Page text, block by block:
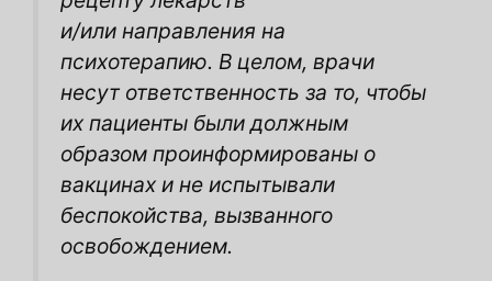
и/или направления на
психотерапию. В целом, врачи
несут ответственность за то, чтобы
их пациенты были должным
образом проинформированы о
вакцинах и не испытывали
беспокойства, вызванного
освобождением.